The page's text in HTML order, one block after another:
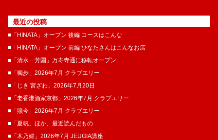
最近の投稿
■「HINATA」オープン 後編 コースはこんな
■「HINATA」オープン 前編 ひなたさんはこんなお店
■「清水一芳園」万寿寺通に移転オープン
■「獨歩」2026年7月 クラブエリー
■「じき 宮ざわ」2026年7月20日
■「老香港酒家京都」2026年7月 クラブエリー
■「照今」2026年7月 クラブエリー
■「夏帆」ほか、最近読んだもの
■「木乃婦」2026年7月 JEUGIA講座